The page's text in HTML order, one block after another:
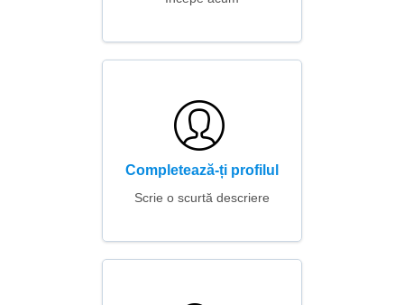
Completează-ți profilul
Scrie o scurtă descriere